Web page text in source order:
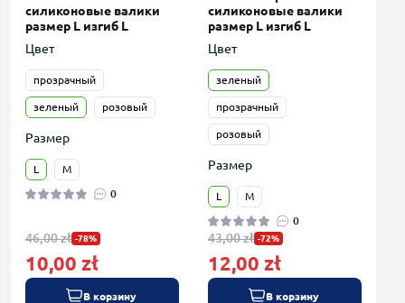
силиконовые валики
размер L изгиб L
Цвет
прозрачный
зеленый розовый
Размер
L M
0
46,00 zł -78%
10,00 zł
В корзину
силиконовые валики
размер L изгиб L
Цвет
зеленый
прозрачный
розовый
Размер
L M
0
43,00 zł -72%
12,00 zł
В корзину